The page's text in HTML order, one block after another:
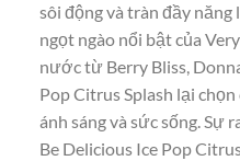
sôi động và tràn đầy
ngọt ngào nổi bật của
nước từ Berry Bliss,
Pop Citrus Splash lại
ánh sáng và sức sống. Sự
Be Delicious Ice Pop